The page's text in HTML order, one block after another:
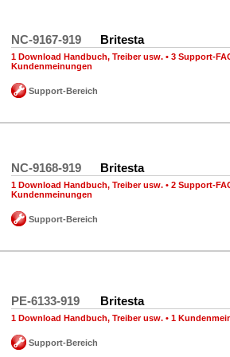
NC-9167-919 Britesta
1 Download Handbuch, Treiber usw. • 3 Support-
Kundenmeinungen
Support-Bereich
NC-9168-919 Britesta
1 Download Handbuch, Treiber usw. • 2 Support-
Kundenmeinungen
Support-Bereich
PE-6133-919 Britesta
1 Download Handbuch, Treiber usw. • 1
Support-Bereich